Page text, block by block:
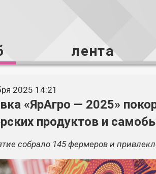
лента
2025 14:21
«ЯрАгро — 2025»
продуктов и
собрало 145 фермеров и